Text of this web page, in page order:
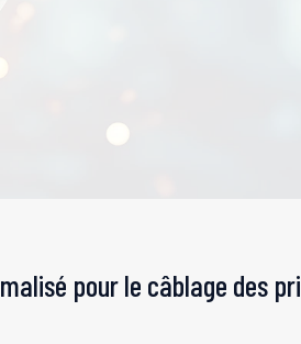
pour le câblage des